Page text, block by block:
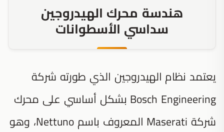
هندسة محرك الهيدروجين
سداسي الأسطوانات
يعتمد نظام الهيدروجين الذي طورته شركة
Bosch Engineering بشكل أساسي على محرك
شركة Maserati المعروف باسم Nettuno، وهو